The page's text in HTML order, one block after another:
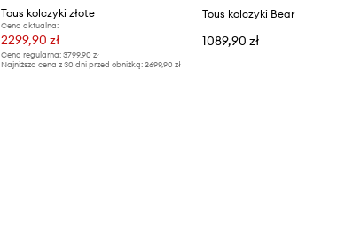
Tous kolczyki złote
Cena aktualna:
2299,90 zł
Cena regularna:3799,90 zł
Najniższa cena z 30 dni przed obniżką:2699,90 zł
Tous kolczyki Bear
1089,90 zł